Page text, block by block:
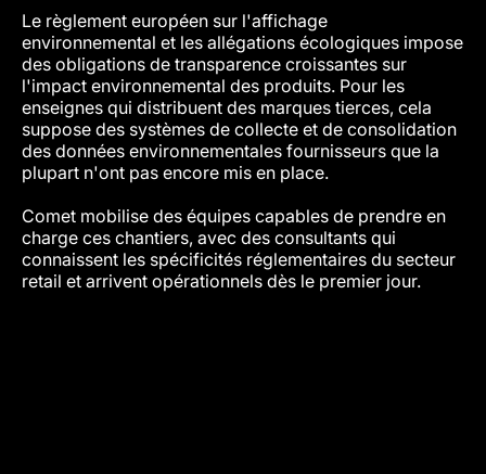
Le règlement européen sur l'affichage
environnemental et les allégations écologiques impose
des obligations de transparence croissantes sur
l'impact environnemental des produits. Pour les
enseignes qui distribuent des marques tierces, cela
suppose des systèmes de collecte et de consolidation
des données environnementales fournisseurs que la
plupart n'ont pas encore mis en place.
Comet mobilise des équipes capables de prendre en
charge ces chantiers, avec des consultants qui
connaissent les spécificités réglementaires du secteur
retail et arrivent opérationnels dès le premier jour.